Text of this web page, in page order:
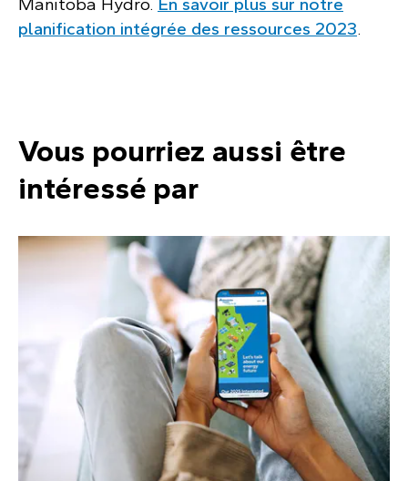
Manitoba Hydro. En savoir plus sur notre
planification intégrée des ressources 2023.
Vous pourriez aussi être
intéressé par